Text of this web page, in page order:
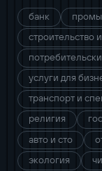
банк
строительство
услуги для
транспорт и
религия
авто и сто
экология